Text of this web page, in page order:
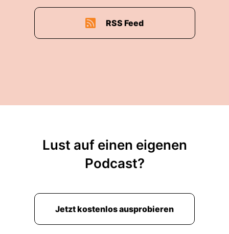
RSS Feed
Lust auf einen eigenen
Podcast?
Jetzt kostenlos ausprobieren